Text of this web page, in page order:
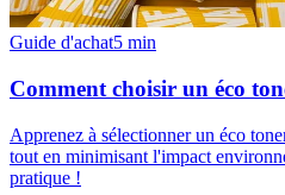
Guide d'achat5 min
Comment choisir un éco
Apprenez à sélectionner un éco
tout en minimisant l'impact
pratique !